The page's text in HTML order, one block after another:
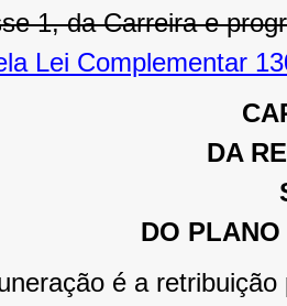
1, da Carreira e
Lei Complementar
DA
DO
é a